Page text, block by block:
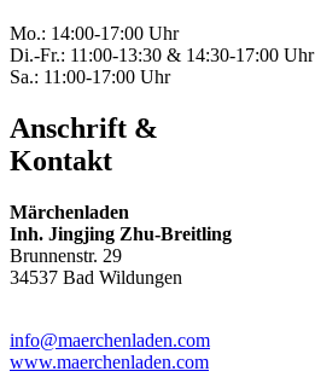
Mo.: 14:00-17:00 Uhr
Di.-Fr.: 11:00-13:30 & 14:30-17:00 Uhr
Sa.: 11:00-17:00 Uhr
Anschrift &
Kontakt
Märchenladen
Inh. Jingjing Zhu-Breitling
Brunnenstr. 29
34537 Bad Wildungen
info@maerchenladen.com
www.maerchenladen.com